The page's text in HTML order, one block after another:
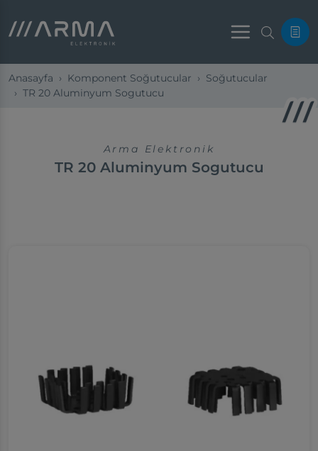
Menu
Anasayfa Komponent Soğutucular
Soğutucular
TR 20 Aluminyum Sogutucu
Arma Elektronik
TR 20 Aluminyum Sogutucu